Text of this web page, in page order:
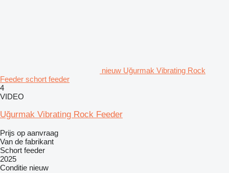
nieuw Uğurmak Vibrating Rock
Feeder schort feeder
4
VIDEO
Uğurmak Vibrating Rock Feeder
Prijs op aanvraag
Van de fabrikant
Schort feeder
2025
Conditie nieuw